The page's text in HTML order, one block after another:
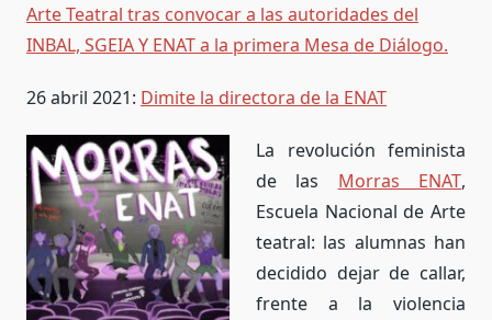
Arte Teatral tras convocar a las autoridades del
INBAL, SGEIA Y ENAT a la primera Mesa de Diálogo.
26 abril 2021: Dimite la directora de la ENAT
La revolución feminista
de las Morras ENAT,
Escuela Nacional de Arte
teatral: las alumnas han
decidido dejar de callar,
frente a la violencia